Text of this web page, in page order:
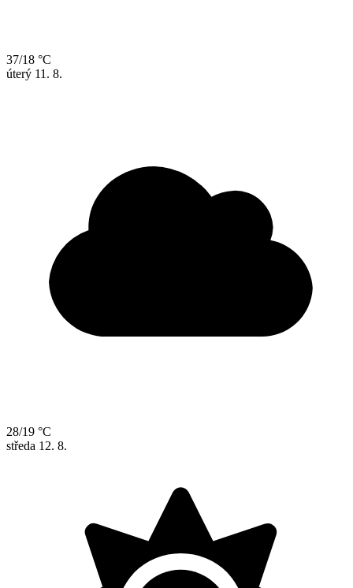
37/18 °C
úterý 11. 8.
28/19 °C
středa 12. 8.